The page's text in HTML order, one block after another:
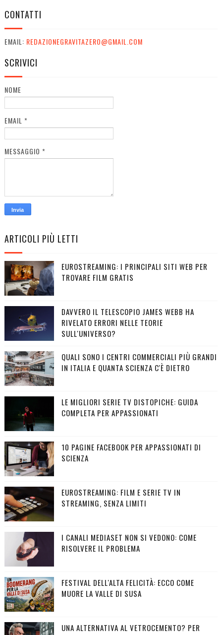
CONTATTI
EMAIL: REDAZIONEGRAVITAZERO@GMAIL.COM
SCRIVICI
NOME
EMAIL *
MESSAGGIO *
ARTICOLI PIÙ LETTI
EUROSTREAMING: I PRINCIPALI SITI WEB PER
TROVARE FILM GRATIS
DAVVERO IL TELESCOPIO JAMES WEBB HA
RIVELATO ERRORI NELLE TEORIE
SULL'UNIVERSO?
QUALI SONO I CENTRI COMMERCIALI PIÙ GRANDI
IN ITALIA E QUANTA SCIENZA C'È DIETRO
LE MIGLIORI SERIE TV DISTOPICHE: GUIDA
COMPLETA PER APPASSIONATI
10 PAGINE FACEBOOK PER APPASSIONATI DI
SCIENZA
EUROSTREAMING: FILM E SERIE TV IN
STREAMING, SENZA LIMITI
I CANALI MEDIASET NON SI VEDONO: COME
RISOLVERE IL PROBLEMA
FESTIVAL DELL'ALTA FELICITÀ: ECCO COME
MUORE LA VALLE DI SUSA
UNA ALTERNATIVA AL VETROCEMENTO? PER